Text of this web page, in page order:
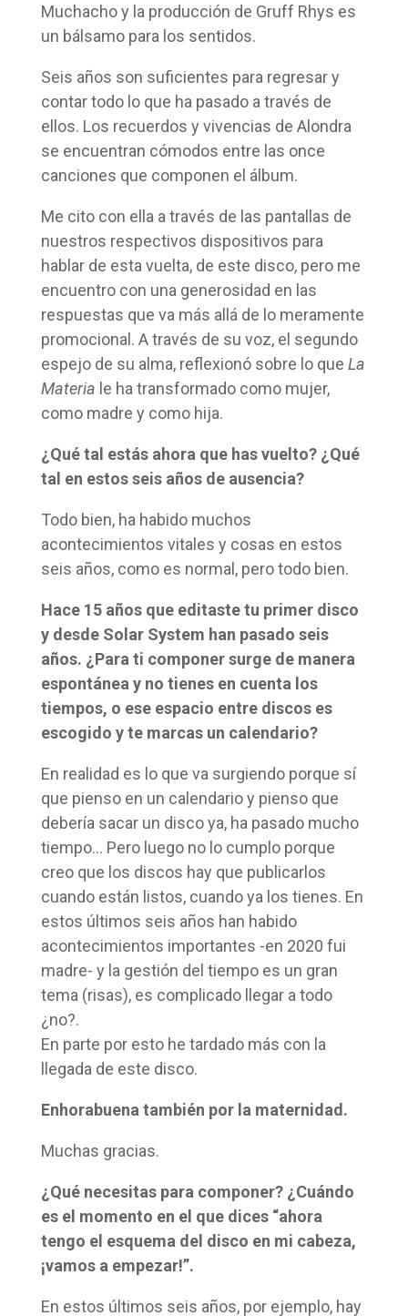
Muchacho y la producción de Gruff Rhys es
un bálsamo para los sentidos.
Seis años son suficientes para regresar y
contar todo lo que ha pasado a través de
ellos. Los recuerdos y vivencias de Alondra
se encuentran cómodos entre las once
canciones que componen el álbum.
Me cito con ella a través de las pantallas de
nuestros respectivos dispositivos para
hablar de esta vuelta, de este disco, pero me
encuentro con una generosidad en las
respuestas que va más allá de lo meramente
promocional. A través de su voz, el segundo
espejo de su alma, reflexionó sobre lo que La
Materia le ha transformado como mujer,
como madre y como hija.
¿Qué tal estás ahora que has vuelto? ¿Qué
tal en estos seis años de ausencia?
Todo bien, ha habido muchos
acontecimientos vitales y cosas en estos
seis años, como es normal, pero todo bien.
Hace 15 años que editaste tu primer disco
y desde Solar System han pasado seis
años. ¿Para ti componer surge de manera
espontánea y no tienes en cuenta los
tiempos, o ese espacio entre discos es
escogido y te marcas un calendario?
En realidad es lo que va surgiendo porque sí
que pienso en un calendario y pienso que
debería sacar un disco ya, ha pasado mucho
tiempo… Pero luego no lo cumplo porque
creo que los discos hay que publicarlos
cuando están listos, cuando ya los tienes. En
estos últimos seis años han habido
acontecimientos importantes -en 2020 fui
madre- y la gestión del tiempo es un gran
tema (risas), es complicado llegar a todo
¿no?.
En parte por esto he tardado más con la
llegada de este disco.
Enhorabuena también por la maternidad.
Muchas gracias.
¿Qué necesitas para componer? ¿Cuándo
es el momento en el que dices “ahora
tengo el esquema del disco en mi cabeza,
¡vamos a empezar!”.
En estos últimos seis años, por ejemplo, hay